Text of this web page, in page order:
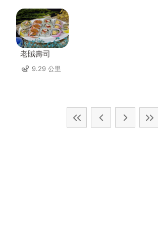
老賊壽司
9.29 公里